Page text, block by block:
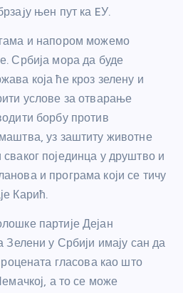
њен пут ка EУ.
и напором можемо
Србија мора да буде
која ће кроз зелену и
услове за отварање
борбу против
уз заштиту животне
појединца у друштво и
и програма који се тичу
Карић.
партије Дејан
Зелени у Србији имају сан да
гласова као што
а то се може